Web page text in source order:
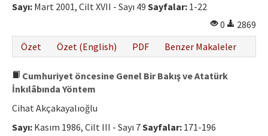
Sayı: Mart 2001, Cilt XVII - Sayı 49 Sayfalar: 1-22
0
2869
Özet
Özet (English) PDF Benzer Makaleler
Cumhuriyet öncesine Genel Bir Bakış ve Atatürk
İnkılâbında Yöntem
Cihat Akçakayalıoğlu
Sayı: Kasım 1986, Cilt III - Sayı 7Sayfalar: 171-196